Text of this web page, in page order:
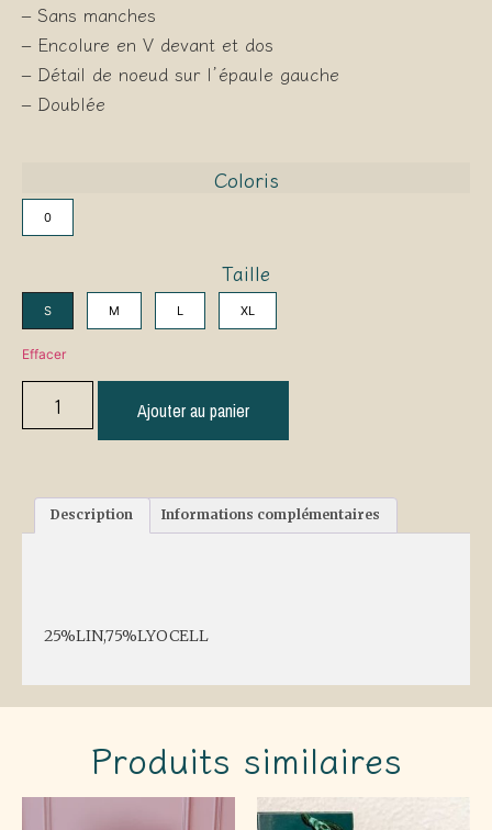
– Sans manches
– Encolure en V devant et dos
– Détail de noeud sur l’épaule gauche
– Doublée
Coloris
0
Taille
S M L XL
Effacer
Ajouter au panier
Description Informations complémentaires
25%LIN,75%LYOCELL
Produits similaires